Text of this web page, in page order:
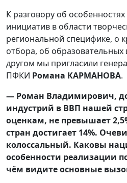
К разговору об
инициатив в области
региональной специфике, о
отбора, об
другом мы пригласили
ПФКИ Романа КАРМАНОВА.
— Роман Владимирович,
индустрий в ВВП нашей
оценкам, не превышает
стран достигает 14%.
колоссальный. Каковы
особенности реализации
чём видите основные